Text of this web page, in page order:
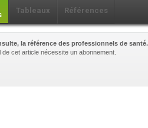
Tableaux Références
la référence des professionnels de santé.
de cet article nécessite un abonnement.